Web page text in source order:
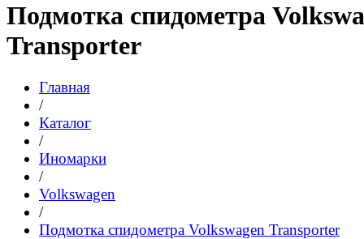
Подмотка спидометра
Transporter
Главная
/
Каталог
/
Иномарки
/
Volkswagen
/
Подмотка спидометра Volkswagen Transporter